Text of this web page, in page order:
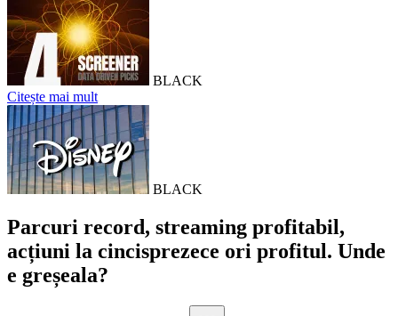
BLACK
Citește mai mult
BLACK
Parcuri record, streaming profitabil,
acțiuni la cincisprezece ori profitul. Unde
e greșeala?